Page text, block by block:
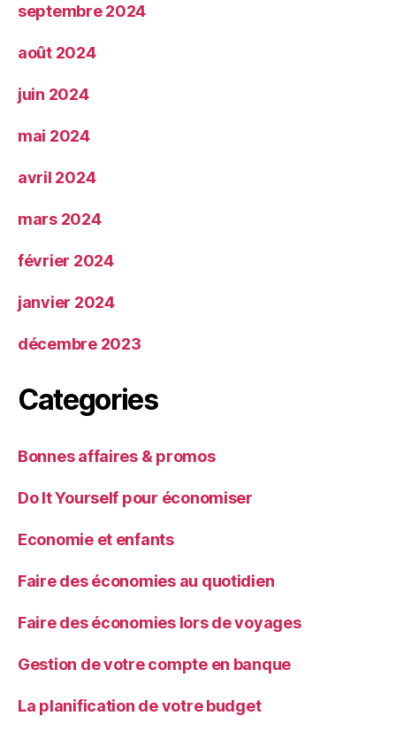
septembre 2024
août 2024
juin 2024
mai 2024
avril 2024
mars 2024
février 2024
janvier 2024
décembre 2023
Categories
Bonnes affaires & promos
Do It Yourself pour économiser
Economie et enfants
Faire des économies au quotidien
Faire des économies lors de voyages
Gestion de votre compte en banque
La planification de votre budget